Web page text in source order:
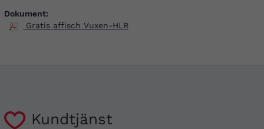
Dokument:
Gratis affisch Vuxen-HLR
Kundtjänst